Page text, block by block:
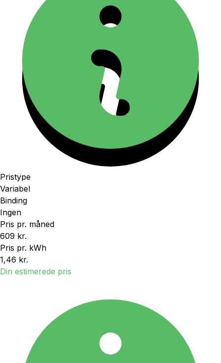
Pristype
Variabel
Binding
Ingen
Pris pr. måned
609 kr.
Pris pr. kWh
1,46 kr.
Din estimerede pris